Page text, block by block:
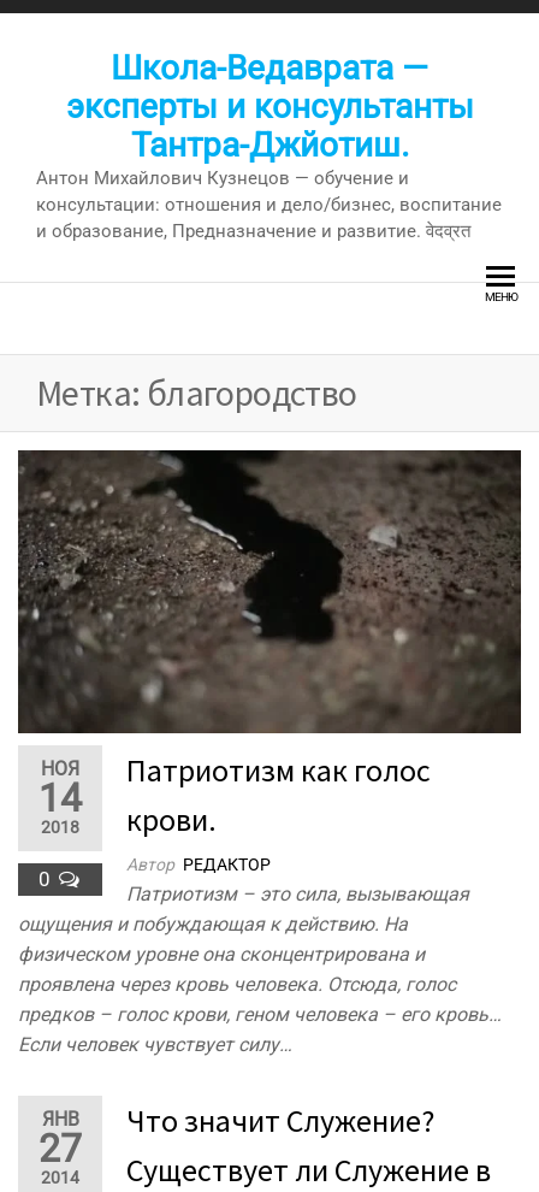
Перейти
Школа-Ведаврата —
эксперты и консультанты
Тантра-Джйотиш.
Антон Михайлович Кузнецов — обучение и
консультации: отношения и дело/бизнес, воспитание
и образование, Предназначение и развитие. वेदव्रत
МЕНЮ
Метка: благородство
НОЯ
14
2018
0
Патриотизм как голос
крови.
Автор РЕДАКТОР
Патриотизм – это сила, вызывающая
ощущения и побуждающая к действию. На
физическом уровне она сконцентрирована и
проявлена через кровь человека. Отсюда, голос
предков – голос крови, геном человека – его кровь…
Если человек чувствует силу…
ЯНВ
27
2014
Что значит Служение?
Существует ли Служение в